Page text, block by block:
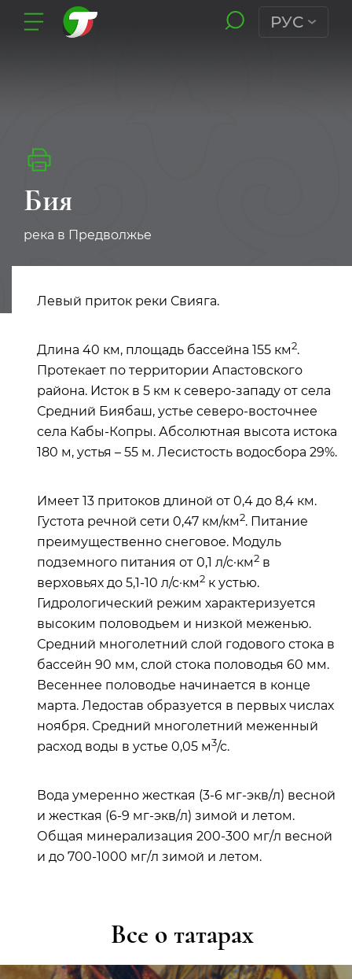
РУС
Бия
река в Предволжье
Левый приток реки Свияга.
Длина 40 км, площадь бассейна 155 км2.
Протекает по территории Апастовского
района. Исток в 5 км к северо-западу от села
Средний Биябаш, устье северо-восточнее
села Кабы-Копры. Абсолютная высота истока
180 м, устья – 55 м. Лесистость водосбора 29%.
Имеет 13 притоков длиной от 0,4 до 8,4 км.
Густота речной сети 0,47 км/км2. Питание
преимущественно снеговое. Модуль
подземного питания от 0,1 л/с·км2 в
верховьях до 5,1-10 л/с·км2 к устью.
Гидрологический режим характеризуется
высоким половодьем и низкой меженью.
Средний многолетний слой годового стока в
бассейн 90 мм, слой стока половодья 60 мм.
Весеннее половодье начинается в конце
марта. Ледостав образуется в первых числах
ноября. Средний многолетний меженный
расход воды в устье 0,05 м3/с.
Вода умеренно жесткая (3-6 мг-экв/л) весной
и жесткая (6-9 мг-экв/л) зимой и летом.
Общая минерализация 200-300 мг/л весной
и до 700-1000 мг/л зимой и летом.
Все о татарах